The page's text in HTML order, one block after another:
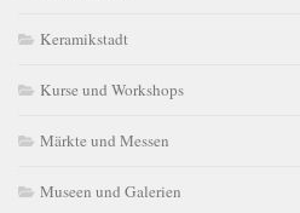
Keramikstadt
Kurse und Workshops
Märkte und Messen
Museen und Galerien